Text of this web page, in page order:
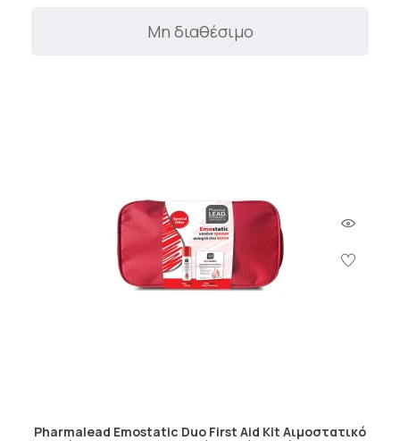
Μη διαθέσιμο
Pharmalead Emostatic Duo First Aid Kit Αιμοστατικό